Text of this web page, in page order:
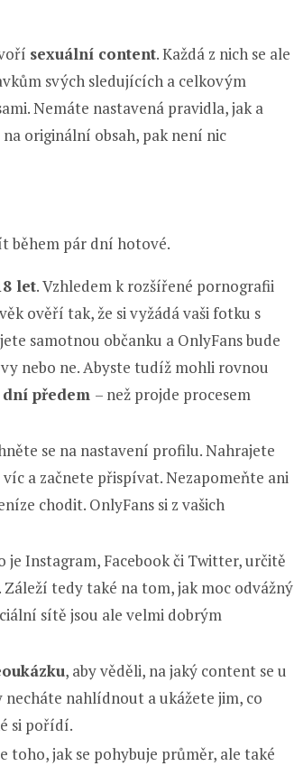
sexuální content. Každá z nich se ale
svých sledujících a celkovým
Nemáte nastavená pravidla, jak a
originální obsah, pak není nic
během pár dní hotové.
let. Vzhledem k rozšířené pornografii
ověří tak, že si vyžádá vaši fotku s
samotnou občanku a OnlyFans bude
nebo ne. Abyste tudíž mohli rovnou
předem – než projde procesem
se na nastavení profilu. Nahrajete
a začnete přispívat. Nezapomeňte ani
chodit. OnlyFans si z vašich
je Instagram, Facebook či Twitter, určitě
tedy také na tom, jak moc odvážný
sítě jsou ale velmi dobrým
, aby věděli, na jaký content se u
nahlídnout a ukážete jim, co
si pořídí.
jak se pohybuje průměr, ale také